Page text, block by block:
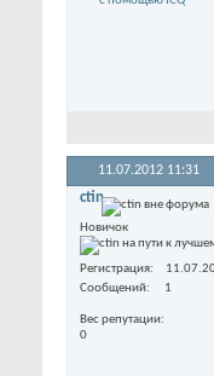
11.07.2012 11:31
ctin
Новичок
Регистрация
Сообщений
1
Вес репутации
0